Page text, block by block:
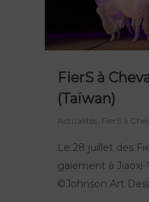
FierS à
(Taïwan)
Actualités FierS à
Le 28 juillet des
gaiement à Jiaoxi-
©Johnson Art